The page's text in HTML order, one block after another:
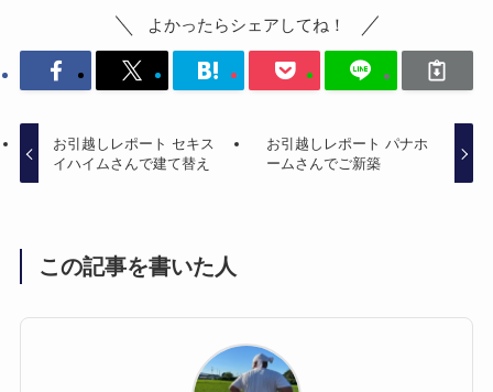
よかったらシェアしてね！
お引越しレポート セキス
イハイムさんで建て替え
お引越しレポート パナホ
ームさんでご新築
この記事を書いた人